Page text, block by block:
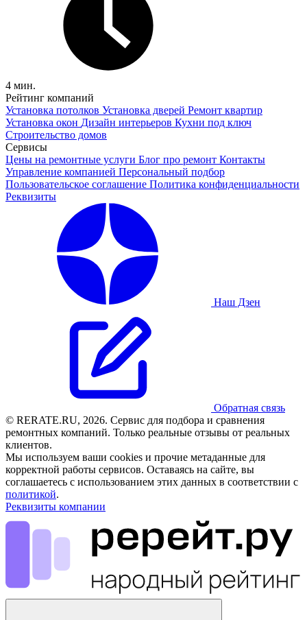
4 мин.
Рейтинг компаний
Установка потолков Установка дверей Ремонт квартир
Установка окон Дизайн интерьеров Кухни под ключ
Строительство домов
Сервисы
Цены на ремонтные услуги Блог про ремонт Контакты
Управление компанией Персональный подбор
Пользовательское соглашение Политика конфиденциальности
Реквизиты
Наш Дзен
Обратная связь
© RERATE.RU, 2026. Сервис для подбора и сравнения
ремонтных компаний. Только реальные отзывы от реальных
клиентов.
Мы используем ваши cookies и прочие метаданные для
корректной работы сервисов. Оставаясь на сайте, вы
соглашаетесь с использованием этих данных в соответствии с
политикой.
Реквизиты компании